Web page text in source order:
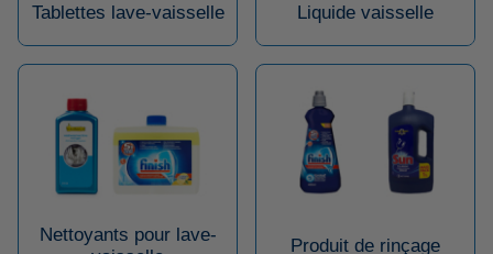
Tablettes lave-vaisselle Liquide vaisselle
Nettoyants pour lave-
Produit de rinçage